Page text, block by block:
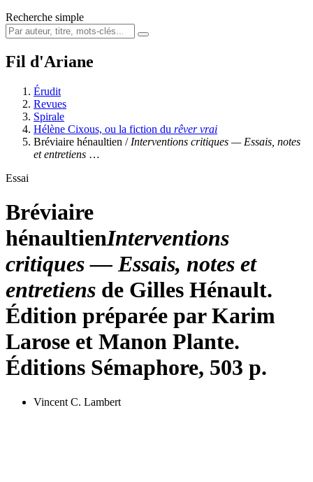
Recherche simple
Fil d'Ariane
Érudit
Revues
Spirale
Hélène Cixous, ou la fiction du rêver vrai
Bréviaire hénaultien / Interventions critiques — Essais, notes
et entretiens …
Essai
Bréviaire
hénaultienInterventions
critiques — Essais, notes et
entretiens de Gilles Hénault.
Édition préparée par Karim
Larose et Manon Plante.
Éditions Sémaphore, 503 p.
Vincent C. Lambert